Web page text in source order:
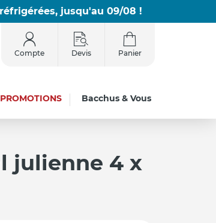
jusqu'au 09/08 !
Compte Devis Panier
PROMOTIONS Bacchus & Vous
julienne 4 x